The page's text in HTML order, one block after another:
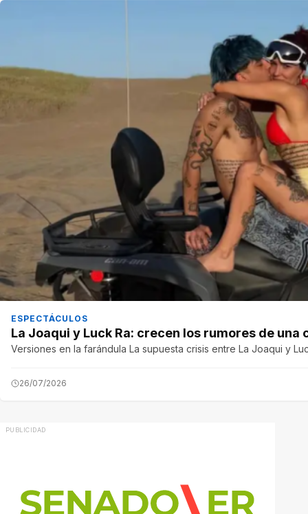
ESPECTÁCULOS
La Joaqui y Luck Ra: crecen los rumores de una
Versiones en la farándula La supuesta crisis entre La Joaqui y
26/07/2026